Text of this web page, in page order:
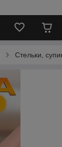
Стельки,